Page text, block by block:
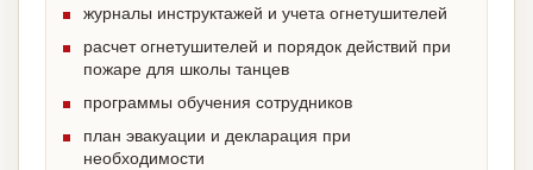
журналы инструктажей и учета огнетушителей
расчет огнетушителей и порядок действий при
пожаре для школы танцев
программы обучения сотрудников
план эвакуации и декларация при
необходимости